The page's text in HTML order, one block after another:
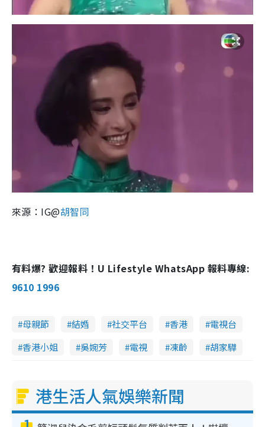
來源：IG@胡智同
有料爆? 歡迎報料！U Lifestyle WhatsApp 報料專線:
9610 1996
母親節 結婚 社交平台 香港
電視台
香港小姐
吳婉芳 電視 凍齡 胡家驊
港生活人氣娛樂新聞